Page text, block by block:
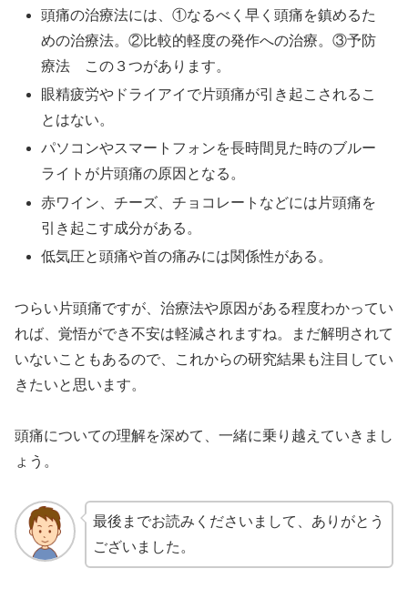
頭痛の治療法には、①なるべく早く頭痛を鎮めるた
めの治療法。②比較的軽度の発作への治療。③予防
療法 この３つがあります。
眼精疲労やドライアイで片頭痛が引き起こされるこ
とはない。
パソコンやスマートフォンを長時間見た時のブルー
ライトが片頭痛の原因となる。
赤ワイン、チーズ、チョコレートなどには片頭痛を
引き起こす成分がある。
低気圧と頭痛や首の痛みには関係性がある。
つらい片頭痛ですが、治療法や原因がある程度わかってい
れば、覚悟ができ不安は軽減されますね。まだ解明されて
いないこともあるので、これからの研究結果も注目してい
きたいと思います。
頭痛についての理解を深めて、一緒に乗り越えていきまし
ょう。
最後までお読みくださいまして、ありがとう
ございました。